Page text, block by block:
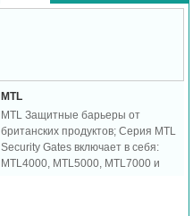
MTL
MTL Защитные барьеры от
британских продуктов; Серия MTL
Security Gates включает в себя:
MTL4000, MTL5000, MTL7000 и